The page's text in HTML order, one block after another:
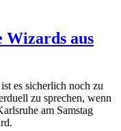
aus
es sicherlich noch zu
zu sprechen, wenn
am Samstag